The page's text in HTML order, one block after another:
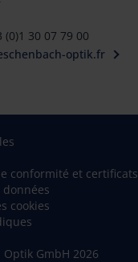
30 07 79 00
optik.fr
GmbH 2026
conformité et certificats
cookies